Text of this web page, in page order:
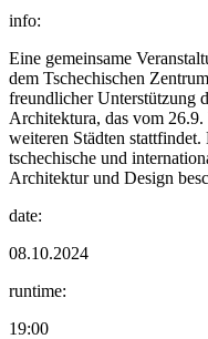
info:
Eine gemeinsame
dem Tschechischen
freundlicher Unterstützung
Architektura, das vom
weiteren Städten stattfindet.
tschechische und
Architektur und Design
date:
08.10.2024
runtime:
19:00